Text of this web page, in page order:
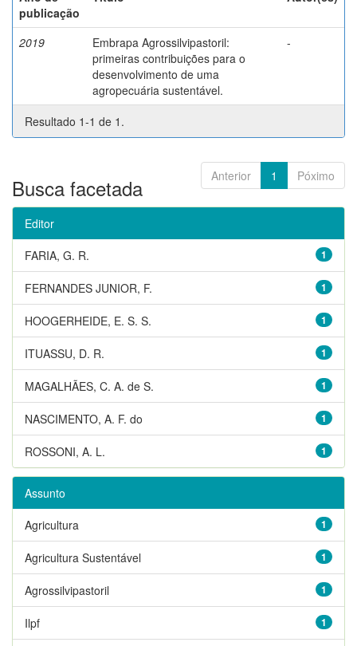
publicação
2019
Embrapa Agrossilvipastoril:
primeiras contribuições para o
desenvolvimento de uma
agropecuária sustentável.
-
Resultado 1-1 de 1.
Anterior 1 Póximo
Busca facetada
Editor
1
FARIA, G. R.
1
FERNANDES JUNIOR, F.
1
HOOGERHEIDE, E. S. S.
1
ITUASSU, D. R.
1
MAGALHÃES, C. A. de S.
1
NASCIMENTO, A. F. do
1
ROSSONI, A. L.
Assunto
1
Agricultura
1
Agricultura Sustentável
1
Agrossilvipastoril
1
Ilpf